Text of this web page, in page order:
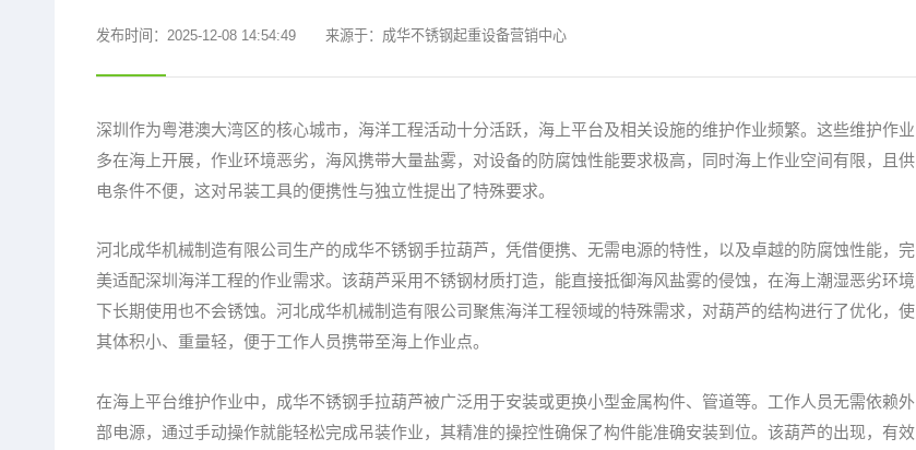
发布时间：2025-12-08 14:54:49 来源于：成华不锈钢起重设备营销中心
深圳作为粤港澳大湾区的核心城市，海洋工程活动十分活跃，海上平台及相关设施的维护作业频繁。这些维护作业
多在海上开展，作业环境恶劣，海风携带大量盐雾，对设备的防腐蚀性能要求极高，同时海上作业空间有限，且供
电条件不便，这对吊装工具的便携性与独立性提出了特殊要求。
河北成华机械制造有限公司生产的成华不锈钢手拉葫芦，凭借便携、无需电源的特性，以及卓越的防腐蚀性能，完
美适配深圳海洋工程的作业需求。该葫芦采用不锈钢材质打造，能直接抵御海风盐雾的侵蚀，在海上潮湿恶劣环境
下长期使用也不会锈蚀。河北成华机械制造有限公司聚焦海洋工程领域的特殊需求，对葫芦的结构进行了优化，使
其体积小、重量轻，便于工作人员携带至海上作业点。
在海上平台维护作业中，成华不锈钢手拉葫芦被广泛用于安装或更换小型金属构件、管道等。工作人员无需依赖外
部电源，通过手动操作就能轻松完成吊装作业，其精准的操控性确保了构件能准确安装到位。该葫芦的出现，有效